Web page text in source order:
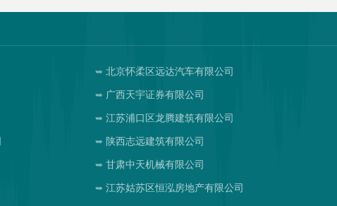
北京怀柔区远达汽车有限公司
广西天宇证券有限公司
江苏浦口区龙腾建筑有限公司
陕西志远建筑有限公司
甘肃中天机械有限公司
江苏姑苏区恒泓房地产有限公司